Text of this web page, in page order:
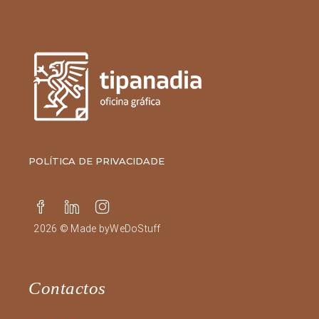
POLÍTICA DE PRIVACIDADE
2026 © Made byWeDoStuff
Contactos